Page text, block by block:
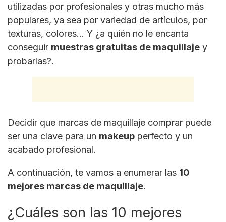
utilizadas por profesionales y otras mucho más
populares, ya sea por variedad de artículos, por
texturas, colores… Y ¿a quién no le encanta
conseguir muestras gratuitas de maquillaje y
probarlas?.
Decidir que marcas de maquillaje comprar puede
ser una clave para un makeup perfecto y un
acabado profesional.
A continuación, te vamos a enumerar las 10
mejores marcas de maquillaje.
¿Cuáles son las 10 mejores